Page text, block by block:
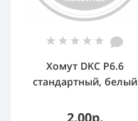
Хомут DKC P6.6
стандартный, белый
2.00р.